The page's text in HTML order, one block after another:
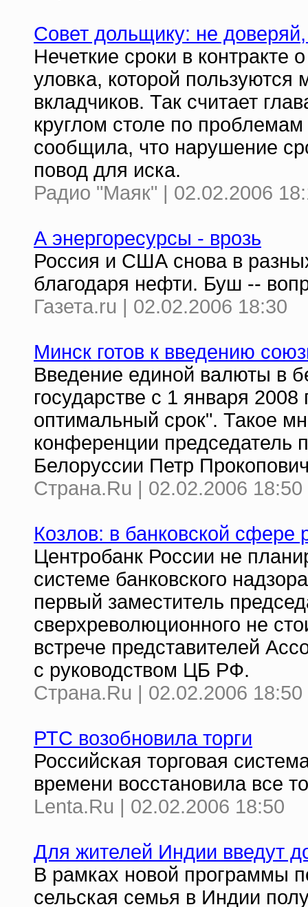
Совет дольщику: не
Нечеткие сроки в контракте
уловка, которой
вкладчиков. Так считает
круглом столе по
сообщила, что нарушение
повод для иска.
Радио "Маяк" | 02.02.2006
А энергоресурсы - врозь
Россия и США снова в
благодаря нефти. Буш --
Газета.ru | 02.02.2006 18:30
Минск готов к введению
Введение единой валюты в
государстве с 1 января
оптимальный срок". Такое
конференции председатель
Белоруссии Петр
Страна.Ru | 02.02.2006 18:50
Козлов: в банковской сфере
Центробанк России не
системе банковского
первый заместитель
сверхреволюционного не
встрече представителей
с руководством ЦБ РФ.
Страна.Ru | 02.02.2006 18:50
РТС возобновила торги
Российская торговая
времени восстановила все
Lenta.Ru | 02.02.2006 18:50
Для жителей Индии введут
В рамках новой программы
сельская семья в Индии